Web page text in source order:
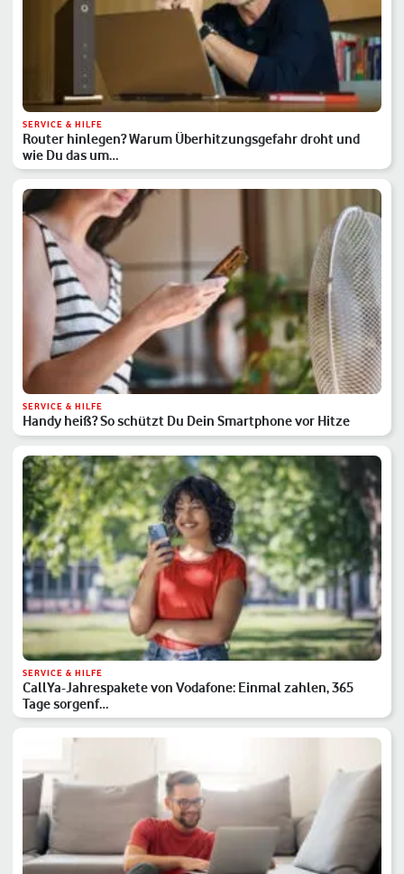
SERVICE & HILFE
Router hinlegen? Warum Überhitzungsgefahr droht und
wie Du das um…
SERVICE & HILFE
Handy heiß? So schützt Du Dein Smartphone vor Hitze
SERVICE & HILFE
CallYa-Jahrespakete von Vodafone: Einmal zahlen, 365
Tage sorgenf…